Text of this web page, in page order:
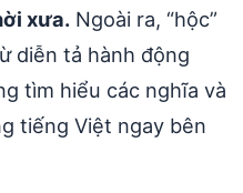
xưa. Ngoài ra, “hộc”
diễn tả hành động
tìm hiểu các nghĩa và
tiếng Việt ngay bên